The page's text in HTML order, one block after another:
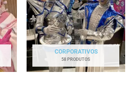
CORPORATIVOS
58 PRODUTOS